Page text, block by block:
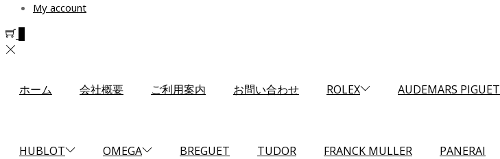
My account
ホーム 会社概要 ご利用案内 お問い合わせ ROLEX AUDEMARS PIGUET
HUBLOT OMEGA BREGUET TUDOR FRANCK MULLER PANERAI